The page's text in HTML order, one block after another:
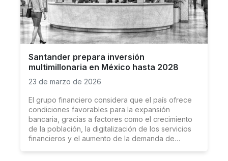
Santander prepara inversión
multimillonaria en México hasta 2028
23 de marzo de 2026
El grupo financiero considera que el país ofrece
condiciones favorables para la expansión
bancaria, gracias a factores como el crecimiento
de la población, la digitalización de los servicios
financieros y el aumento de la demanda de